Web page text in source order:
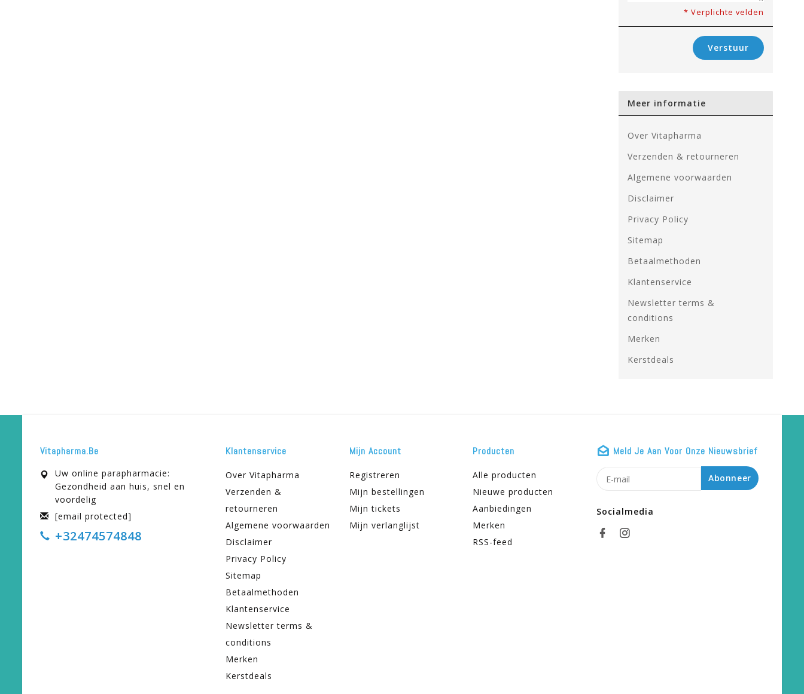
* Verplichte velden
Verstuur
Meer informatie
Over Vitapharma
Verzenden & retourneren
Algemene voorwaarden
Disclaimer
Privacy Policy
Sitemap
Betaalmethoden
Klantenservice
Newsletter terms &
conditions
Merken
Kerstdeals
Vitapharma.be
Uw online parapharmacie:
Gezondheid aan huis, snel en
voordelig
[email protected]
+32474574848
Klantenservice
Over Vitapharma
Verzenden &
retourneren
Algemene voorwaarden
Disclaimer
Privacy Policy
Sitemap
Betaalmethoden
Klantenservice
Newsletter terms &
conditions
Merken
Kerstdeals
Mijn Account
Registreren
Mijn bestellingen
Mijn tickets
Mijn verlanglijst
Producten
Alle producten
Nieuwe producten
Aanbiedingen
Merken
RSS-feed
Meld Je Aan Voor Onze Nieuwsbrief
Abonneer
Socialmedia